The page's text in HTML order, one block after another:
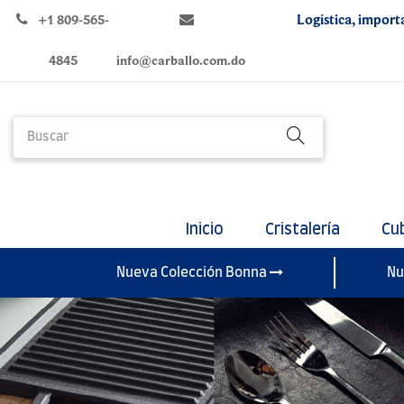
+1 809-565-
4845 info@carballo.com.do
Logística,
Inicio Cristalería
Nueva Colección Bonna